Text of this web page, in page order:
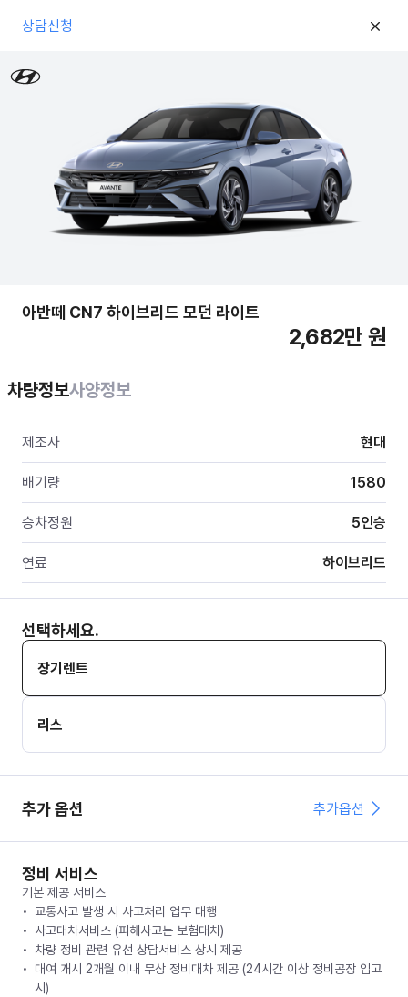
상담신청
아반떼 CN7 하이브리드 모던 라이트
2,682만 원
차량정보사양정보
제조사 현대
배기량 1580
승차정원 5인승
연료 하이브리드
선택하세요.
장기렌트
리스
추가 옵션 추가옵션
정비 서비스
기본 제공 서비스
교통사고 발생 시 사고처리 업무 대행
사고대차서비스 (피해사고는 보험대차)
차량 정비 관련 유선 상담서비스 상시 제공
대여 개시 2개월 이내 무상 정비대차 제공 (24시간 이상 정비공장 입고
시)